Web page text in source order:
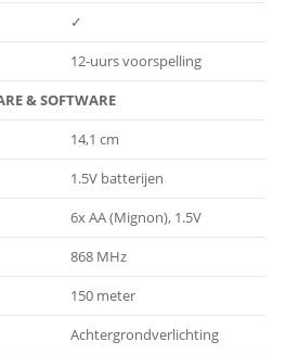
✓
12-uurs voorspelling
& SOFTWARE
14,1 cm
1.5V batterijen
6x AA (Mignon), 1.5V
868 MHz
150 meter
Achtergrondverlichting